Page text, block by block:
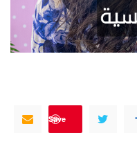
Save